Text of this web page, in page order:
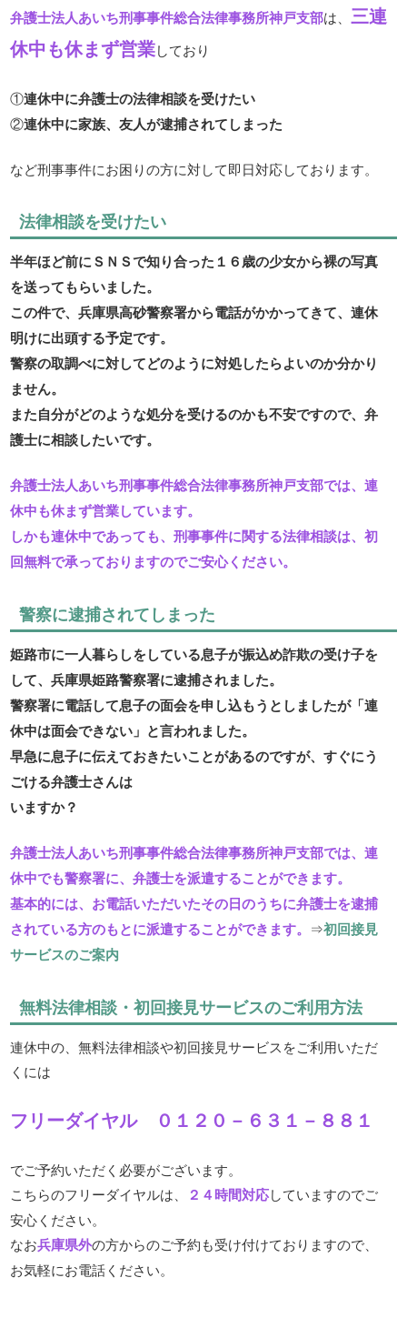
弁護士法人あいち刑事事件総合法律事務所神戸支部は、三連
休中も休まず営業しており
①連休中に弁護士の法律相談を受けたい
②連休中に家族、友人が逮捕されてしまった
など刑事事件にお困りの方に対して即日対応しております。
法律相談を受けたい
半年ほど前にＳＮＳで知り合った１６歳の少女から裸の写真
を送ってもらいました。
この件で、兵庫県高砂警察署から電話がかかってきて、連休
明けに出頭する予定です。
警察の取調べに対してどのように対処したらよいのか分かり
ません。
また自分がどのような処分を受けるのかも不安ですので、弁
護士に相談したいです。
弁護士法人あいち刑事事件総合法律事務所神戸支部では、連
休中も休まず営業しています。
しかも連休中であっても、刑事事件に関する法律相談は、初
回無料で承っておりますのでご安心ください。
警察に逮捕されてしまった
姫路市に一人暮らしをしている息子が振込め詐欺の受け子を
して、兵庫県姫路警察署に逮捕されました。
警察署に電話して息子の面会を申し込もうとしましたが「連
休中は面会できない」と言われました。
早急に息子に伝えておきたいことがあるのですが、すぐにう
ごける弁護士さんは
いますか？
弁護士法人あいち刑事事件総合法律事務所神戸支部では、連
休中でも警察署に、弁護士を派遣することができます。
基本的には、お電話いただいたその日のうちに弁護士を逮捕
されている方のもとに派遣することができます。 ⇒初回接見
サービスのご案内
無料法律相談・初回接見サービスのご利用方法
連休中の、無料法律相談や初回接見サービスをご利用いただ
くには
フリーダイヤル ０１２０－６３１－８８１
でご予約いただく必要がございます。
こちらのフリーダイヤルは、
２４時間対応していますのでご
安心ください。
なお兵庫県外の方からのご予約も受け付けておりますので、
お気軽にお電話ください。